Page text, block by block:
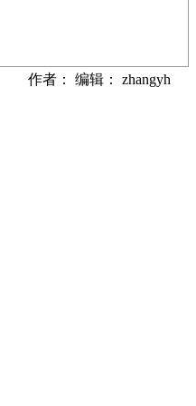
作者： 编辑： zhangyh